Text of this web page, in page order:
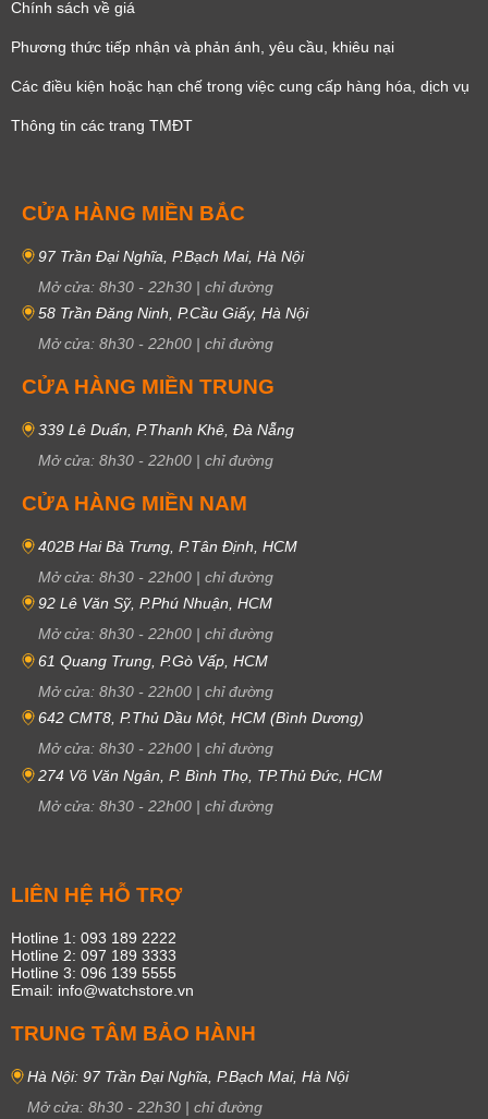
Chính sách về giá
Phương thức tiếp nhận và phản ánh, yêu cầu, khiêu nại
Các điều kiện hoặc hạn chế trong việc cung cấp hàng hóa, dịch vụ
Thông tin các trang TMĐT
CỬA HÀNG MIỀN BẮC
97 Trần Đại Nghĩa, P.Bạch Mai, Hà Nội
Mở cửa: 8h30 - 22h30 | chỉ đường
58 Trần Đăng Ninh, P.Cầu Giấy, Hà Nội
Mở cửa: 8h30 - 22h00 | chỉ đường
CỬA HÀNG MIỀN TRUNG
339 Lê Duẩn, P.Thanh Khê, Đà Nẵng
Mở cửa: 8h30 - 22h00 | chỉ đường
CỬA HÀNG MIỀN NAM
402B Hai Bà Trưng, P.Tân Định, HCM
Mở cửa: 8h30 - 22h00 | chỉ đường
92 Lê Văn Sỹ, P.Phú Nhuận, HCM
Mở cửa: 8h30 - 22h00 | chỉ đường
61 Quang Trung, P.Gò Vấp, HCM
Mở cửa: 8h30 - 22h00 | chỉ đường
642 CMT8, P.Thủ Dầu Một, HCM (Bình Dương)
Mở cửa: 8h30 - 22h00 | chỉ đường
274 Võ Văn Ngân, P. Bình Thọ, TP.Thủ Đức, HCM
Mở cửa: 8h30 - 22h00 | chỉ đường
LIÊN HỆ HỖ TRỢ
Hotline 1: 093 189 2222
Hotline 2: 097 189 3333
Hotline 3: 096 139 5555
Email: info@watchstore.vn
TRUNG TÂM BẢO HÀNH
Hà Nội: 97 Trần Đại Nghĩa, P.Bạch Mai, Hà Nội
Mở cửa: 8h30 - 22h30 | chỉ đường